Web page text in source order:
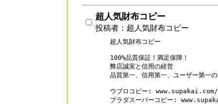
超人気財布コピー
投稿者：超人気財布コピー
超人気財布コピー
100%品質保証！満足保障！
弊店誠実と信用の経営
品質第一、信用第一、ユーザー第一
ウブロコピー:
プラダスーパーコピー: